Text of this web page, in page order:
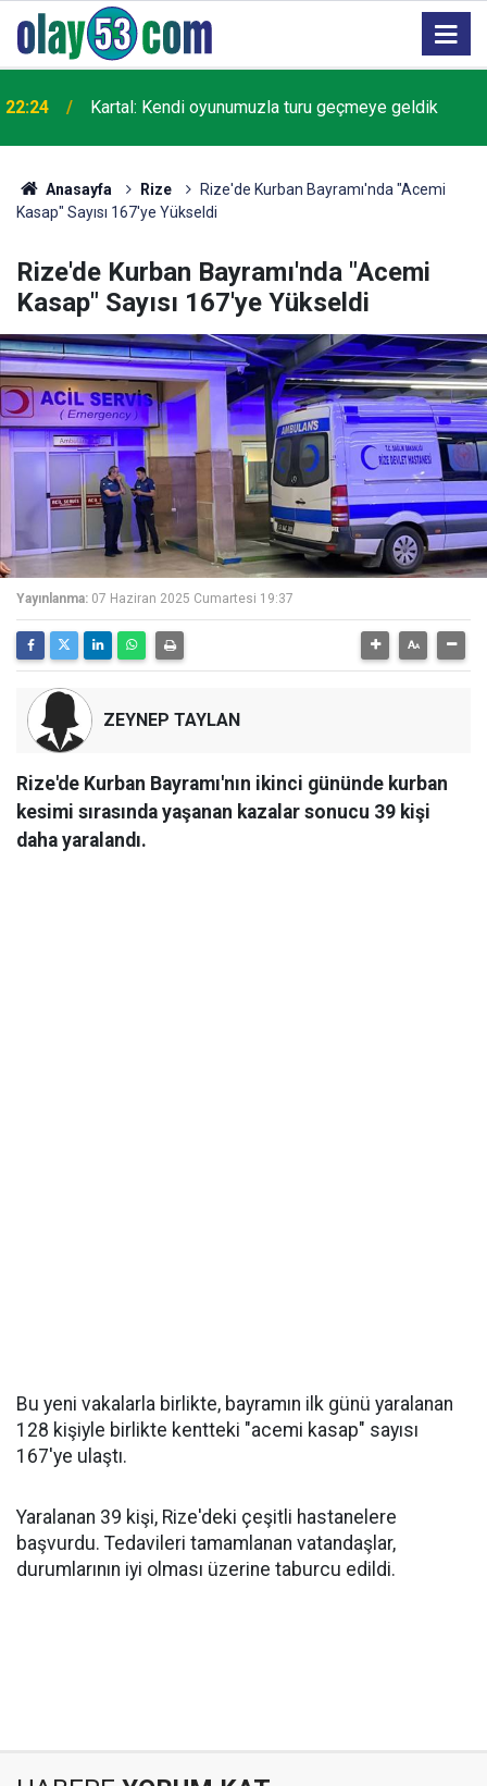
22:24 Kartal: Kendi oyunumuzla turu geçmeye geldik
Anasayfa Rize
Rize'de Kurban Bayramı'nda "Acemi
Kasap" Sayısı 167'ye Yükseldi
Rize'de Kurban Bayramı'nda "Acemi
Kasap" Sayısı 167'ye Yükseldi
Yayınlanma: 07 Haziran 2025 Cumartesi 19:37
ZEYNEP TAYLAN
Rize'de Kurban Bayramı'nın ikinci gününde kurban
kesimi sırasında yaşanan kazalar sonucu 39 kişi
daha yaralandı.
Bu yeni vakalarla birlikte, bayramın ilk günü yaralanan
128 kişiyle birlikte kentteki "acemi kasap" sayısı
167'ye ulaştı.
Yaralanan 39 kişi, Rize'deki çeşitli hastanelere
başvurdu. Tedavileri tamamlanan vatandaşlar,
durumlarının iyi olması üzerine taburcu edildi.